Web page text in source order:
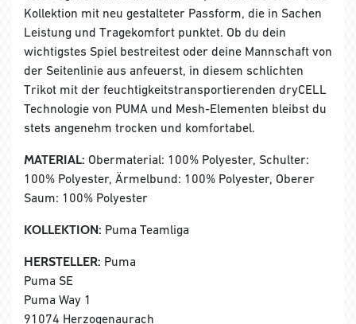
Kollektion mit neu gestalteter Passform, die in Sachen
Leistung und Tragekomfort punktet. Ob du dein
wichtigstes Spiel bestreitest oder deine Mannschaft von
der Seitenlinie aus anfeuerst, in diesem schlichten
Trikot mit der feuchtigkeitstransportierenden dryCELL
Technologie von PUMA und Mesh-Elementen bleibst du
stets angenehm trocken und komfortabel.
MATERIAL: Obermaterial: 100% Polyester, Schulter:
100% Polyester, Ärmelbund: 100% Polyester, Oberer
Saum: 100% Polyester
KOLLEKTION: Puma Teamliga
HERSTELLER: Puma
Puma SE
Puma Way 1
91074 Herzogenaurach